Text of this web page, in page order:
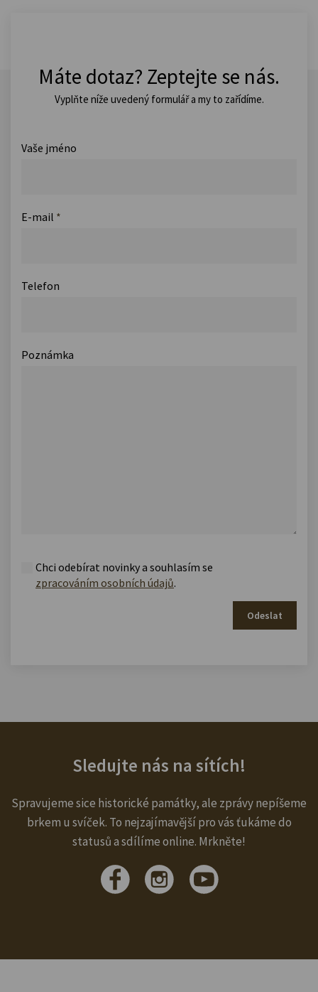
Máte dotaz? Zeptejte se nás.
Vyplňte níže uvedený formulář a my to zařídíme.
Vaše jméno
E-mail *
Telefon
Poznámka
Chci odebírat novinky a souhlasím se
zpracováním osobních údajů.
Odeslat
Sledujte nás na sítích!
Spravujeme sice historické památky, ale zprávy nepíšeme
brkem u svíček. To nejzajímavější pro vás ťukáme do
statusů a sdílíme online. Mrkněte!